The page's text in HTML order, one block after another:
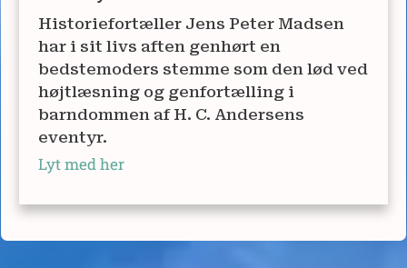
Historiefortæller Jens Peter Madsen
har i sit livs aften genhørt en
bedstemoders stemme som den lød ved
højtlæsning og genfortælling i
barndommen af H. C. Andersens
eventyr.
Lyt med her